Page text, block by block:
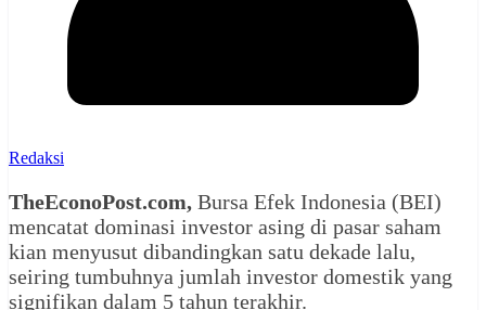
Redaksi
TheEconoPost.com, Bursa Efek Indonesia (BEI)
mencatat dominasi investor asing di pasar saham
kian menyusut dibandingkan satu dekade lalu,
seiring tumbuhnya jumlah investor domestik yang
signifikan dalam 5 tahun terakhir.